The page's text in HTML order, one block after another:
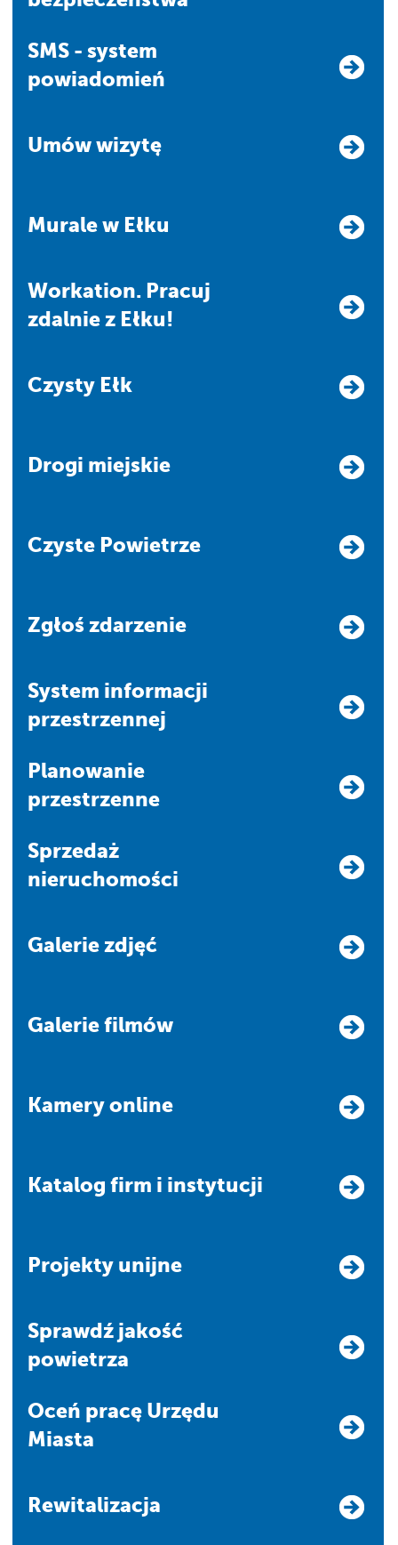
SMS - system
powiadomień
Umów wizytę
Murale w Ełku
Workation. Pracuj
zdalnie z Ełku!
Czysty Ełk
Drogi miejskie
Czyste Powietrze
Zgłoś zdarzenie
system informacji
przestrzennej
Planowanie
przestrzenne
Sprzedaż
nieruchomości
Galerie zdjęć
Galerie filmów
Kamery online
Katalog firm i instytucji
Projekty unijne
Sprawdź jakość
powietrza
Oceń pracę Urzędu
Miasta
Rewitalizacja